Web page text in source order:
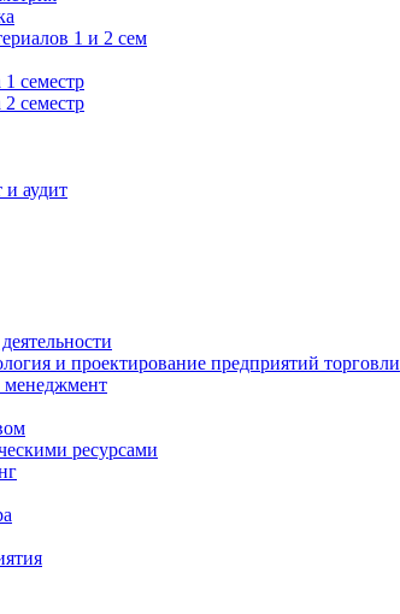
1 и 2 сем
семестр
семестр
и аудит
и проектирование предприятий торговли
менеджмент
ресурсами